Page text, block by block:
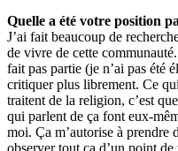
Quelle a été votre position
Jʼai fait beaucoup de
de vivre de cette
fait pas partie (je nʼai pas été
critiquer plus librement. Ce
traitent de la religion, cʼest
qui parlent de ça font eux-
moi. Ça mʼautorise à prendre